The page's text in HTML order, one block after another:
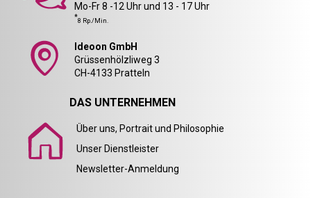
Mo-Fr 8 -12 Uhr und 13 - 17 Uhr
*8 Rp./Min.
Ideoon GmbH
Grüssenhölzliweg 3
CH-4133 Pratteln
DAS UNTERNEHMEN
Über uns, Portrait und Philosophie
Unser Dienstleister
Newsletter-Anmeldung